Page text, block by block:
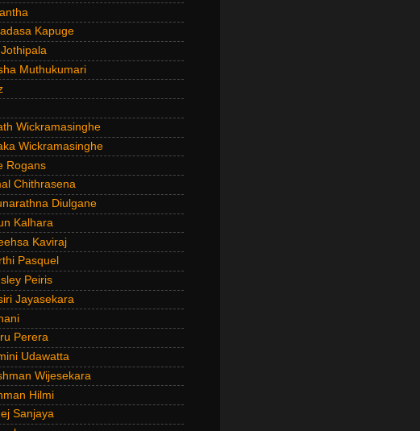
Kapuge
Muthukumari
Wickramasinghe
Wickramasinghe
Rogans
Chithrasena
Diulgane
Kalhara
Kaviraj
Pasquel
Peiris
Jayasekara
Perera
Udawatta
Wijesekara
Hilmi
Sanjaya